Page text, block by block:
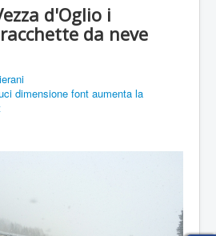
d'Oglio i
da neve
dimensione font aumenta la